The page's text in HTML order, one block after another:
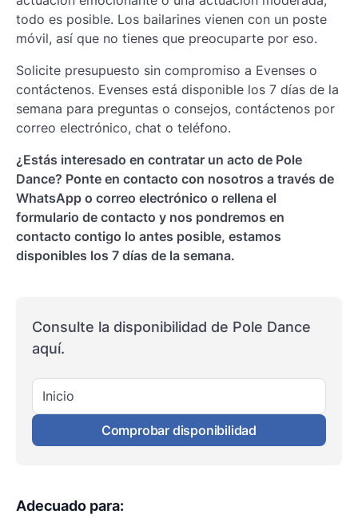
todo es posible. Los bailarines vienen con un poste
móvil, así que no tienes que preocuparte por eso.
Solicite presupuesto sin compromiso a Evenses o
contáctenos. Evenses está disponible los 7 días de la
semana para preguntas o consejos, contáctenos por
correo electrónico, chat o teléfono.
¿Estás interesado en contratar un acto de Pole
Dance? Ponte en contacto con nosotros a través de
WhatsApp o correo electrónico o rellena el
formulario de contacto y nos pondremos en
contacto contigo lo antes posible, estamos
disponibles los 7 días de la semana.
Consulte la disponibilidad de Pole Dance
aquí.
Inicio
Comprobar disponibilidad
Adecuado para: